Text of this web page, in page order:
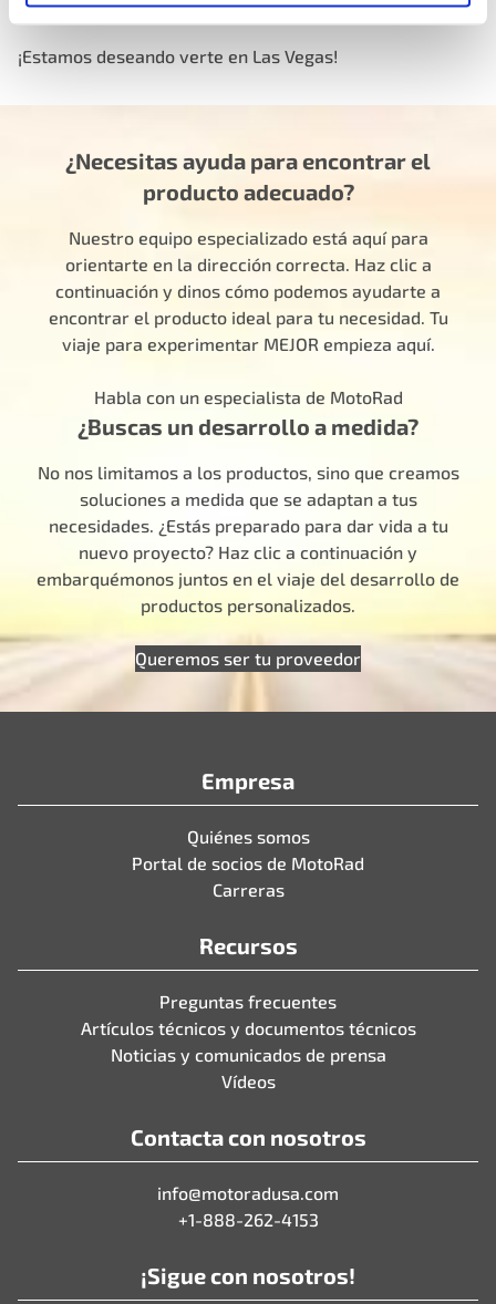
¡Estamos deseando verte en Las Vegas!
¿Necesitas ayuda para encontrar el
producto adecuado?
Nuestro equipo especializado está aquí para
orientarte en la dirección correcta. Haz clic a
continuación y dinos cómo podemos ayudarte a
encontrar el producto ideal para tu necesidad. Tu
viaje para experimentar MEJOR empieza aquí.
Habla con un especialista de MotoRad
¿Buscas un desarrollo a medida?
No nos limitamos a los productos, sino que creamos
soluciones a medida que se adaptan a tus
necesidades. ¿Estás preparado para dar vida a tu
nuevo proyecto? Haz clic a continuación y
embarquémonos juntos en el viaje del desarrollo de
productos personalizados.
Queremos ser tu proveedor
Empresa
Quiénes somos
Portal de socios de MotoRad
Carreras
Recursos
Preguntas frecuentes
Artículos técnicos y documentos técnicos
Noticias y comunicados de prensa
Vídeos
Contacta con nosotros
info@motoradusa.com
+1-888-262-4153
¡Sigue con nosotros!